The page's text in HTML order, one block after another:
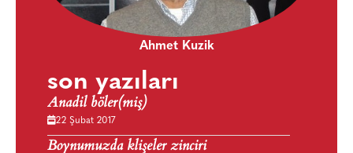
Ahmet Kuzik
son yazıları
Anadil böler(miş)
22 Şubat 2017
Boynumuzda klişeler zinciri